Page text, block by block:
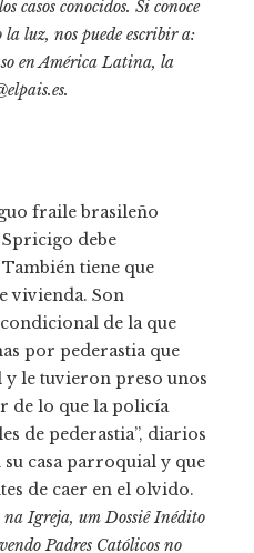
casos conocidos. Si conoce
luz, nos puede escribir a:
en América Latina, la
.
fraile brasileño
debe
tiene que
vivienda. Son
de la que
por pederastia que
y le tuvieron preso unos
de lo que la policía
de pederastia”, diarios
casa parroquial y que
de caer en el olvido.
Igreja, um Dossiê Inédito
Padres Católicos no